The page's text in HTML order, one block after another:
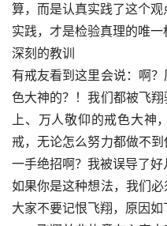
算，而是认真实践了这个观
实践，才是检验真理的唯一
深刻的教训
有戒友看到这里会说：啊
色大神的？！我们都被飞
上、万人敬仰的戒色大神
戒，无论怎么努力都做不
一手绝招啊？我被误导了好
如果你是这种想法，我们
大家不要记恨飞翔，原因如